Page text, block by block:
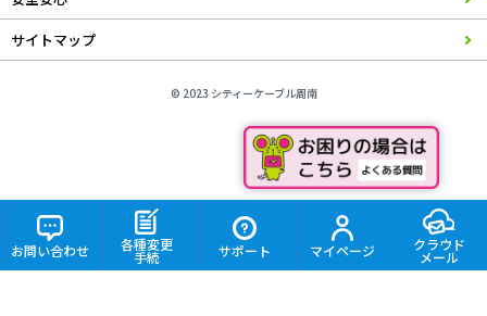
お問い合わせ 各種変更
手続 サポート マイページ クラウド
メール
サイトマップ
© 2023 シティーケーブル周南